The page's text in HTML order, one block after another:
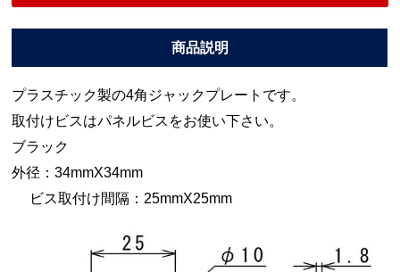
プラスチック製の4角ジャックプレートです。
取付けビスはパネルビスをお使い下さい。
ブラック
外径：34mmX34mm
ビス取付け間隔：25mmX25mm